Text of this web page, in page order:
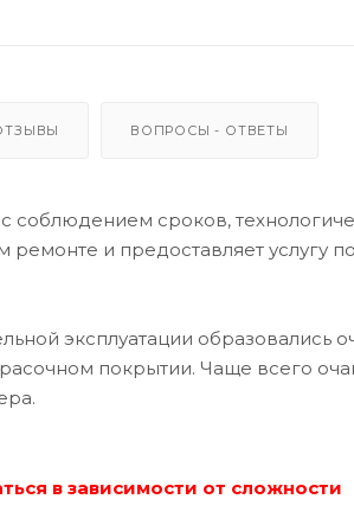
ВОПРОСЫ - ОТВЕТЫ
сроков,
ремонте и предоставляет услугу
эксплуатации образовались
покрытии. Чаще всего
в зависимости от сложности